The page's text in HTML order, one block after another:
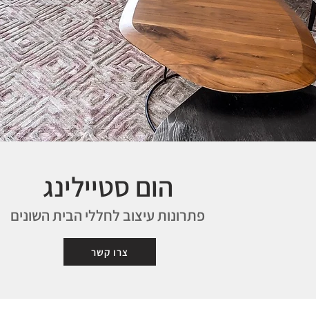
הום סטיילינג
פתרונות עיצוב לחללי הבית השונים
צרו קשר